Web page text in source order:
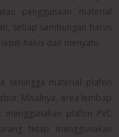
penggunaan material
setiap sambungan harus
halus dan menyatu.
sehingga material plafon
Misalnya, area lembap
plafon PVC
tetap menggunakan